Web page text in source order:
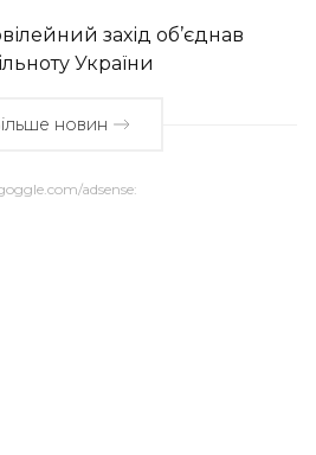
захід об’єднав
України
новин
adsense: